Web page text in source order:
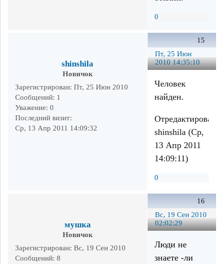
0
15
Пт, 25 Июн
2010 14:35:10
shinshila
Новичок
Зарегистрирован: Пт, 25 Июн 2010
Сообщений: 1
Уважение: 0
Последний визит:
Ср, 13 Апр 2011 14:09:32
Человек
найден.
shinshila (Ср,
13 Апр 2011
14:09:11)
0
16
Вс, 19 Сен 2010
02:02:29
мушка
Новичок
Зарегистрирован: Вс, 19 Сен 2010
Сообщений: 8
Люди не
знаете -ли